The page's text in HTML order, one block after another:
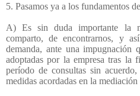
5. Pasamos ya a los fundamentos
A) Es sin duda importante la
comparto, de encontrarnos, y
demanda, ante una impugnación
adoptadas por la empresa tras la
período de consultas sin
medidas acordadas en la